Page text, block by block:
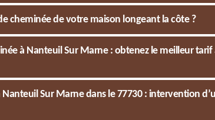
cheminée de votre maison longeant la côte ?
à Nanteuil Sur Marne : obtenez le meilleur tarif
Sur Marne dans le 77730 : intervention